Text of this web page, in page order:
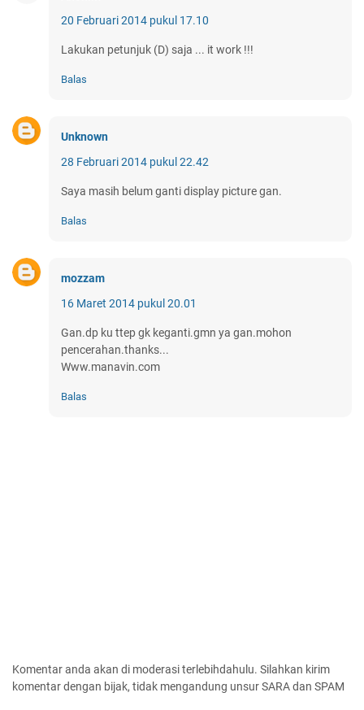
20 Februari 2014 pukul 17.10
Lakukan petunjuk (D) saja ... it work !!!
Balas
Unknown
28 Februari 2014 pukul 22.42
Saya masih belum ganti display picture gan.
Balas
mozzam
16 Maret 2014 pukul 20.01
Gan.dp ku ttep gk keganti.gmn ya gan.mohon
pencerahan.thanks...
Www.manavin.com
Balas
Komentar anda akan di moderasi terlebihdahulu. Silahkan kirim
komentar dengan bijak, tidak mengandung unsur SARA dan SPAM